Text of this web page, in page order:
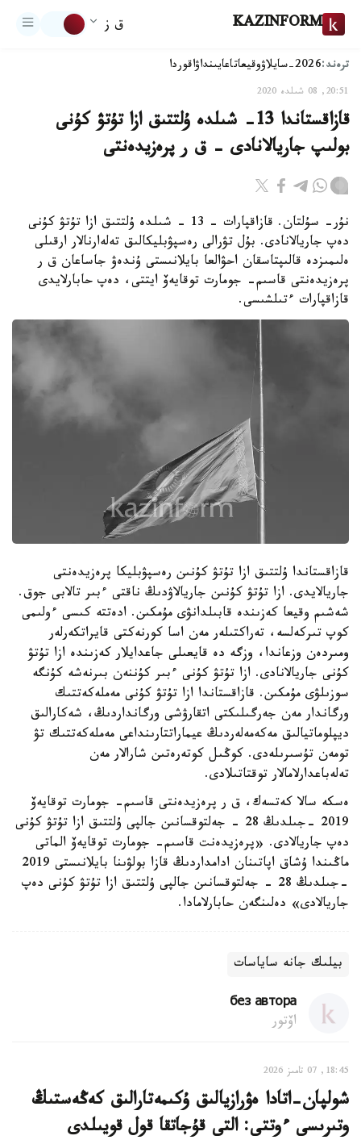
KAZINFORM ق ز
ترەند:2026-سايلاۋ وقيعاتاعايىنداۋاقوردا
20:51, 08 شىلدە 2020
قازاقستاندا 13- شىلدە ۇلتتىق ازا تۇتۋ كۇنى
بولىپ جاريالانادى – ق ر پرەزيدەنتى
نۇر- سۇلتان. قازاقپارات - 13 - شىلدە ۇلتتىق ازا تۇتۋ كۇنى
دەپ جاريالانادى. بۇل تۋرالى رەسپۋبليكالىق تەلەارنالار ارقىلى
ەلىمىزدە قالىپتاسقان احۋالعا بايلانىستى ۇندەۋ جاساعان ق ر
پرەزيدەنتى قاسىم- جومارت توقايەۆ ايتتى، دەپ حابارلايدى
قازاقپارات ءتىلشىسى.
قازاقستاندا ۇلتتىق ازا تۇتۋ كۇنىن رەسپۋبليكا پرەزيدەنتى
جاريالايدى. ازا تۇتۋ كۇنىن جاريالاۋدىڭ ناقتى ءبىر تالابى جوق.
شەشىم وقيعا كەزىندە قابىلدانۋى مۇمكىن. ادەتتە كىسى ءولىمى
كوپ تىركەلسە، تەراكتىلەر مەن اسا كورنەكتى قايراتكەرلەر
ومىردەن وزعاندا، وزگە دە قايعىلى جاعدايلار كەزىندە ازا تۇتۋ
كۇنى جاريالانادى. ازا تۇتۋ كۇنى ءبىر كۇننەن بىرنەشە كۇنگە
سوزىلۋى مۇمكىن. قازاقستاندا ازا تۇتۋ كۇنى مەملەكەتتىك
ورگاندار مەن جەرگىلىكتى اتقارۋشى ورگانداردىڭ، شەكارالىق
ديپلوماتيالىق مەكەمەلەردىڭ عيماراتتارىنداعى مەملەكەتتىك تۋ
تومەن تۇسىرىلەدى. كوڭىل كوتەرەتىن شارالار مەن
تەلەباعدارلامالار توقتاتىلادى.
ەسكە سالا كەتسەك، ق ر پرەزيدەنتى قاسىم- جومارت توقايەۆ
2019 -جىلدىڭ 28 - جەلتوقسانىن جالپى ۇلتتىق ازا تۇتۋ كۇنى
دەپ جاريالادى. «پرەزيدەنت قاسىم- جومارت توقايەۆ الماتى
ماڭىندا ۇشاق اپاتىنان ادامداردىڭ قازا بولۋىنا بايلانىستى 2019
-جىلدىڭ 28 - جەلتوقسانىن جالپى ۇلتتىق ازا تۇتۋ كۇنى دەپ
جاريالادى» دەلىنگەن حابارلامادا.
بيلىك جانە ساياسات
без автора
اۆتور
18:45, 07 تامىز 2026
شولپان-اتادا ەۋرازيالىق ۇكىمەتارالىق كەڭەستىڭ
وتىرىسى ءوتتى: التى قۇجاتقا قول قويىلدى